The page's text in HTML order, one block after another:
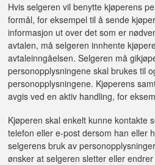
Hvis selgeren vil benytte kjøperens
formål, for eksempel til å sende
informasjon ut over det som er
avtalen, må selgeren innhente
avtaleinngåelsen. Selgeren må
personopplysningene skal brukes til
personopplysningene. Kjøperens
avgis ved en aktiv handling, for
Kjøperen skal enkelt kunne kontakte
telefon eller e-post dersom han eller
selgerens bruk av
ønsker at selgeren sletter eller